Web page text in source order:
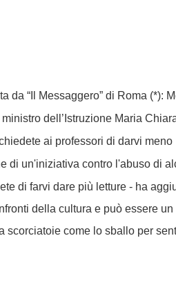
da “Il Messaggero” di Roma (*):
dell’Istruzione Maria
ai professori di darvi meno
di un'iniziativa contro l'abuso di
di farvi dare più letture - ha
della cultura e può essere un
scorciatoie come lo sballo per